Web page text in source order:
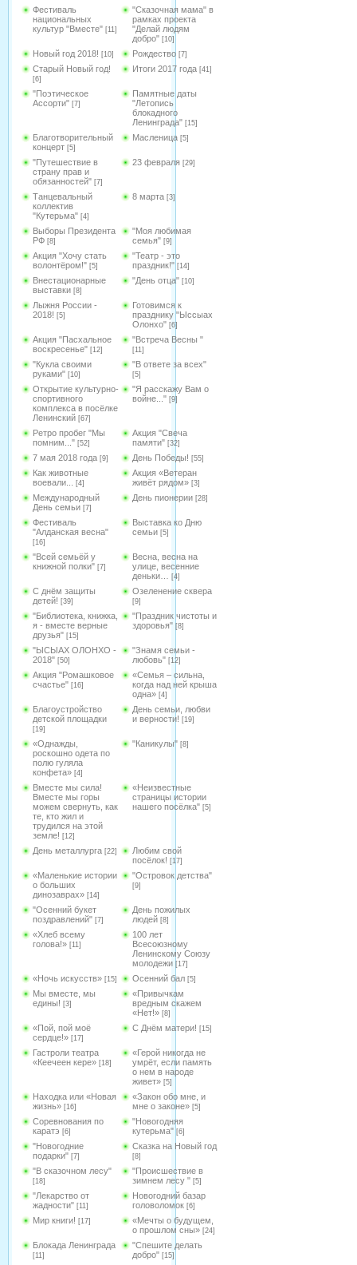
Фестиваль
национальных
культур "Вместе" [11]
"Сказочная мама" в
рамках проекта
"Делай людям
добро" [10]
Новый год 2018! [10] Рождество [7]
Старый Новый год!
[6]
Итоги 2017 года [41]
"Поэтическое
Ассорти" [7]
Памятные даты
"Летопись
блокадного
Ленинграда" [15]
Благотворительный
концерт [5]
Масленица [5]
"Путешествие в
страну прав и
обязанностей" [7]
23 февраля [29]
Танцевальный
коллектив
"Кутерьма" [4]
8 марта [3]
Выборы Президента
РФ [8]
"Моя любимая
семья" [9]
Акция "Хочу стать
волонтёром!" [5]
"Театр - это
праздник!" [14]
Внестационарные
выставки [8]
"День отца" [10]
Лыжня России -
2018! [5]
Готовимся к
празднику "Ыссыах
Олонхо" [6]
Акция "Пасхальное
воскресенье" [12]
"Встреча Весны "
[11]
"Кукла своими
руками" [10]
"В ответе за всех"
[5]
Открытие культурно-
спортивного
комплекса в посёлке
Ленинский [67]
"Я расскажу Вам о
войне..." [9]
Ретро пробег "Мы
помним..." [52]
Акция "Свеча
памяти" [32]
7 мая 2018 года [9] День Победы! [55]
Как животные
воевали...
[4]
Акция «Ветеран
живёт рядом» [3]
Международный
День семьи [7]
День пионерии [28]
Фестиваль
"Алданская весна"
[16]
Выставка ко Дню
семьи [5]
"Всей семьёй у
книжной полки" [7]
Весна, весна на
улице, весенние
деньки…
[4]
С днём защиты
детей! [39]
Озеленение сквера
[9]
"Библиотека, книжка,
я - вместе верные
друзья" [15]
"Праздник чистоты и
здоровья" [8]
"ЫСЫАХ ОЛОНХО -
2018" [50]
"Знамя семьи -
любовь" [12]
Акция "Ромашковое
счастье" [16]
«Семья – сильна,
когда над ней крыша
одна» [4]
Благоустройство
детской площадки
[19]
День семьи, любви
и верности! [19]
«Однажды,
роскошно одета по
полю гуляла
конфета» [4]
"Каникулы" [8]
Вместе мы сила!
Вместе мы горы
можем свернуть, как
те, кто жил и
трудился на этой
земле! [12]
«Неизвестные
страницы истории
нашего посёлка" [5]
День металлурга [22]
Любим свой
посёлок! [17]
«Маленькие истории
о больших
динозаврах» [14]
"Островок детства"
[9]
"Осенний букет
поздравлений" [7]
День пожилых
людей [8]
«Хлеб всему
голова!» [11]
100 лет
Всесоюзному
Ленинскому Союзу
молодежи [17]
«Ночь искусств» [15] Осенний бал [5]
Мы вместе, мы
едины! [3]
«Привычкам
вредным скажем
«Нет!» [8]
«Пой, пой моё
сердце!» [17]
С Днём матери! [15]
Гастроли театра
«Кеечеен кере» [18]
«Герой никогда не
умрёт, если память
о нем в народе
живет» [5]
Находка или «Новая
жизнь» [16]
«Закон обо мне, и
мне о законе» [5]
Соревнования по
каратэ [6]
"Новогодняя
кутерьма" [6]
"Новогодние
подарки" [7]
Сказка на Новый год
[8]
"В сказочном лесу"
[18]
"Происшествие в
зимнем лесу " [5]
"Лекарство от
жадности" [11]
Новогодний базар
головоломок [6]
Мир книги! [17]
«Мечты о будущем,
о прошлом сны» [24]
Блокада Ленинграда
[11]
"Спешите делать
добро" [15]